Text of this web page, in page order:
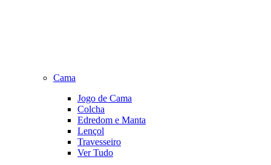
Cama
Jogo de Cama
Colcha
Edredom e Manta
Lençol
Travesseiro
Ver Tudo